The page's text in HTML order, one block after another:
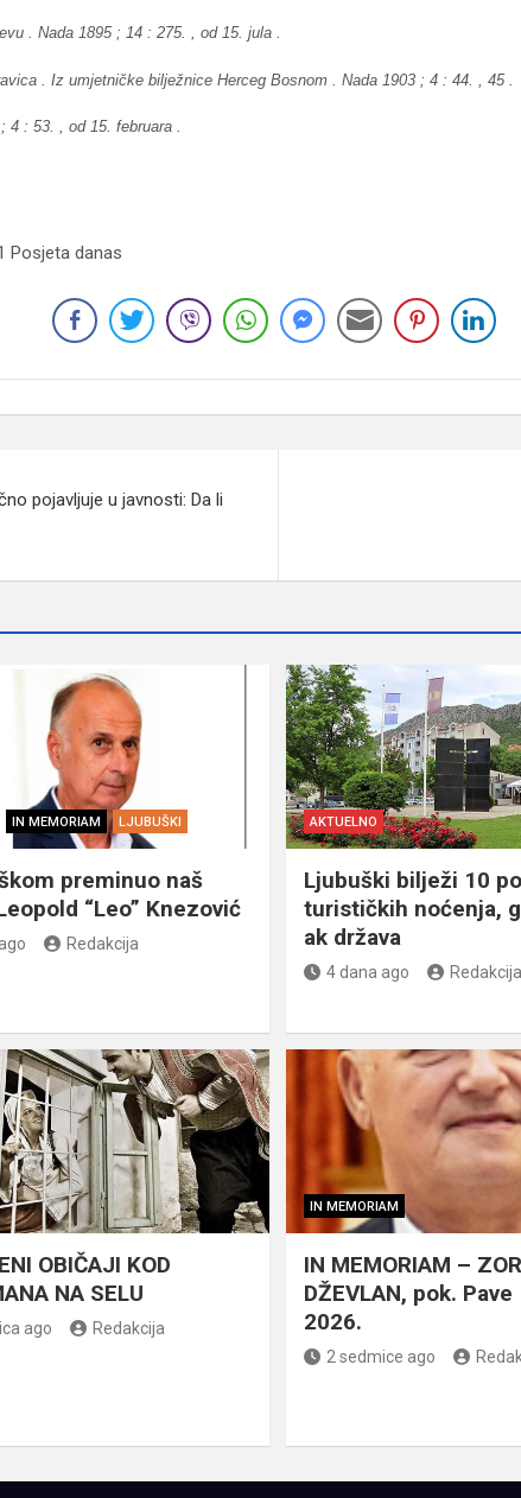
. Nada 1895 ; 14 : 275. , od 15. jula .
. Iz umjetničke bilježnice Herceg Bosnom . Nada 1903 ; 4 : 44. , 45 .
: 53. , od 15. februara .
Posjeta danas
pojavljuje u javnosti: Da li
IN MEMORIAM LJUBUŠKI
preminuo naš
“Leo” Knezović
Redakcija
AKTUELNO
Ljubuški bilježi 10
turističkih noćenja,
ak država
4 dana ago Redakcija
OBIČAJI KOD
NA SELU
ago Redakcija
IN MEMORIAM
IN MEMORIAM –
DŽEVLAN, pok.
2026.
2 sedmice ago